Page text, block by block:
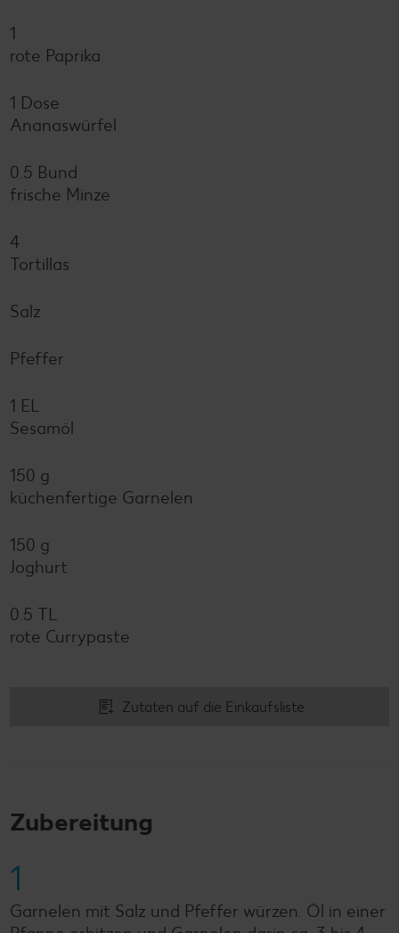
1
rote Paprika
1 Dose
Ananaswürfel
0.5 Bund
frische Minze
4
Tortillas
Salz
Pfeffer
1 EL
Sesamöl
150 g
küchenfertige Garnelen
150 g
Joghurt
0.5 TL
rote Currypaste
Zutaten auf die Einkaufsliste
Zubereitung
1
Garnelen mit Salz und Pfeffer würzen. Öl in einer